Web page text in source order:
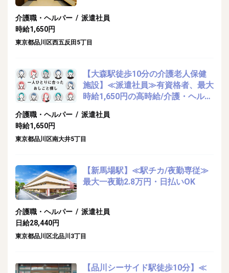
介護職・ヘルパー / 派遣社員
時給1,650円
東京都品川区西五反田5丁目
【大森駅徒歩10分の介護老人保健
施設】≪派遣社員≫有資格者、最大
時給1,650円の高時給/介護・ヘルパ
介護職・ヘルパー / 派遣社員
時給1,650円
東京都品川区南大井5丁目
【新馬場駅】≪駅チカ/夜勤専従≫
最大一夜勤2.8万円・日払いOK
介護職・ヘルパー / 派遣社員
日給28,440円
東京都品川区北品川3丁目
【品川シーサイド駅徒歩10分】≪